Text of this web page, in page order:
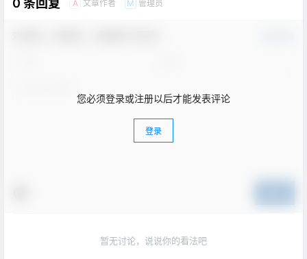
0 条回复 A 文章作者 M 管理员
您必须登录或注册以后才能发表评论
登录
暂无讨论，说说你的看法吧